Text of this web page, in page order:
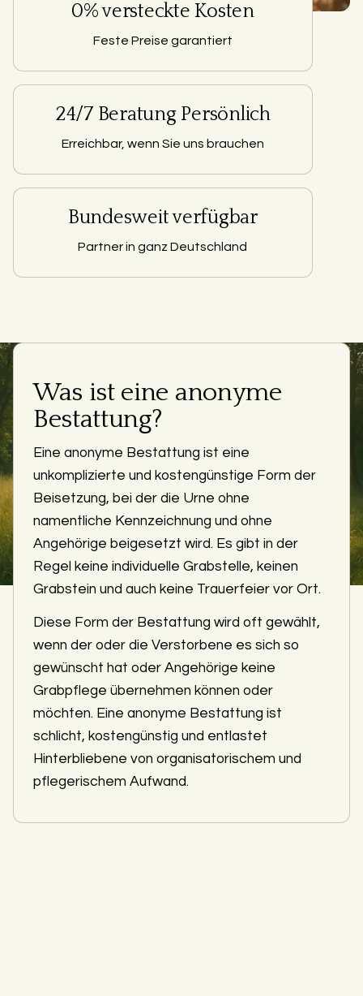
0% versteckte Kosten
Feste Preise garantiert
24/7 Beratung Persönlich
Erreichbar, wenn Sie uns brauchen
Bundesweit verfügbar
Partner in ganz Deutschland
Was ist eine anonyme
Bestattung?
Eine anonyme Bestattung ist eine
unkomplizierte und kostengünstige Form der
Beisetzung, bei der die Urne ohne
namentliche Kennzeichnung und ohne
Angehörige beigesetzt wird. Es gibt in der
Regel keine individuelle Grabstelle, keinen
Grabstein und auch keine Trauerfeier vor Ort.
Diese Form der Bestattung wird oft gewählt,
wenn der oder die Verstorbene es sich so
gewünscht hat oder Angehörige keine
Grabpflege übernehmen können oder
möchten. Eine anonyme Bestattung ist
schlicht, kostengünstig und entlastet
Hinterbliebene von organisatorischem und
pflegerischem Aufwand.